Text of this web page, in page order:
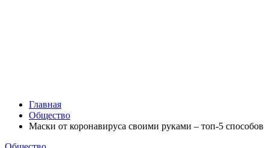
Главная
Общество
Маски от коронавируса своими руками – топ-5 способов